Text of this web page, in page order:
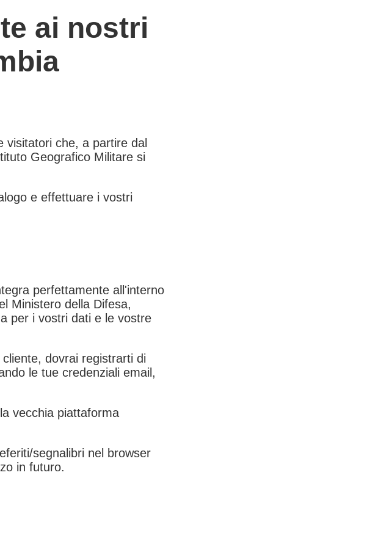
ai nostri
visitatori che, a partire dal
Geografico Militare si
e effettuare i vostri
perfettamente all'interno
Ministero della Difesa,
per i vostri dati e le vostre
dovrai registrarti di
le tue credenziali email,
vecchia piattaforma
segnalibri nel browser
in futuro.